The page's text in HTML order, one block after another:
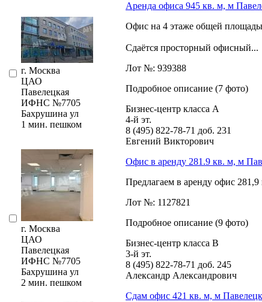
г. Москва
ЦАО
Павелецкая
ИФНС №7705
Бахрушина ул
1 мин. пешком
Аренда офиса 945 кв. м, м
Офис на 4 этаже общей
Сдаётся просторный офисный...
Лот №: 939388
Подробное описание (7 фото)
Бизнес-центр класса А
4-й эт.
8 (495) 822-78-71 доб. 231
Евгений Викторович
г. Москва
ЦАО
Павелецкая
ИФНС №7705
Бахрушина ул
2 мин. пешком
Офис в аренду 281.9 кв. м, м
Предлагаем в аренду офис
Лот №: 1127821
Подробное описание (9 фото)
Бизнес-центр класса В
3-й эт.
8 (495) 822-78-71 доб. 245
Александр Александрович
Сдам офис 421 кв. м, м